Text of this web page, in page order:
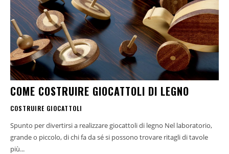
COME COSTRUIRE GIOCATTOLI DI LEGNO
COSTRUIRE GIOCATTOLI
Spunto per divertirsi a realizzare giocattoli di legno Nel laboratorio,
grande o piccolo, di chi fa da sé si possono trovare ritagli di tavole
più...